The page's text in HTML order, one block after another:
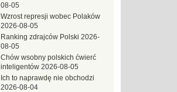
08-05
Wzrost represji wobec Polaków
2026-08-05
Ranking zdrajców Polski 2026-
08-05
Chów wsobny polskich ćwierć
inteligentów 2026-08-05
Ich to naprawdę nie obchodzi
2026-08-04